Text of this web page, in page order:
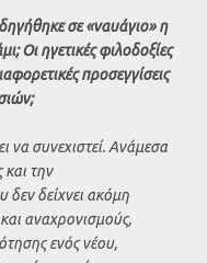
σε «ναυάγιο» η
Οι ηγετικές φιλοδοξίες
προσεγγίσεις
να συνεχιστεί. Ανάμεσα
και την
δεν δείχνει ακόμη
αναχρονισμούς,
ενός νέου,